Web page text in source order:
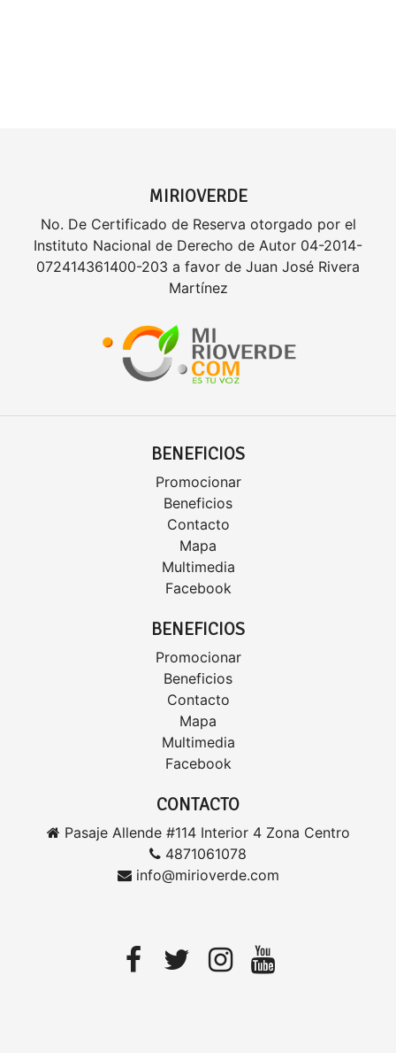
MIRIOVERDE
No. De Certificado de Reserva otorgado por el
Instituto Nacional de Derecho de Autor 04-2014-
072414361400-203 a favor de Juan José Rivera
Martínez
BENEFICIOS
Promocionar
Beneficios
Contacto
Mapa
Multimedia
Facebook
BENEFICIOS
Promocionar
Beneficios
Contacto
Mapa
Multimedia
Facebook
CONTACTO
Pasaje Allende #114 Interior 4 Zona Centro
4871061078
info@mirioverde.com